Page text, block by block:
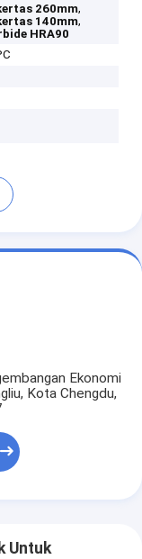
260mm,
140mm,
HRA90
Ekonomi
Kota Chengdu,
Untuk